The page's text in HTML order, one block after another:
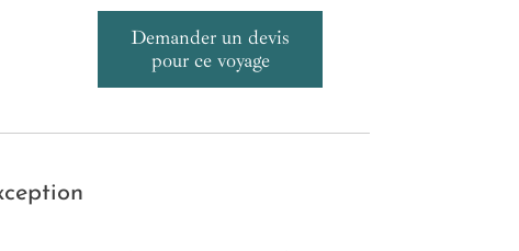
Demander un devis
pour ce voyage